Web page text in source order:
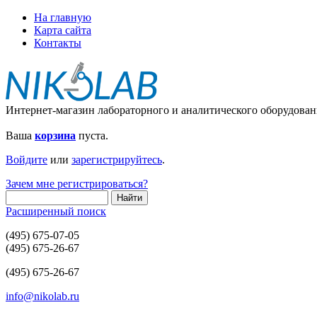
На главную
Карта сайта
Контакты
Интернет-магазин лабораторного и аналитического
Ваша корзина пуста.
Войдите или зарегистрируйтесь.
Зачем мне регистрироваться?
Расширенный поиск
(495) 675-07-05
(495) 675-26-67
(495) 675-26-67
info@nikolab.ru